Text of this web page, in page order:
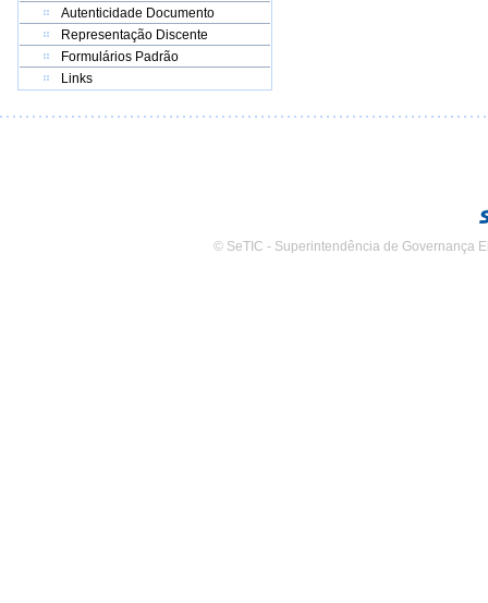
Autenticidade Documento
Representação Discente
Formulários Padrão
Links
© SeTIC - Superintendência de Governança